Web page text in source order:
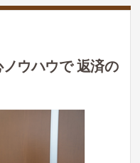
ウハウで 返済の